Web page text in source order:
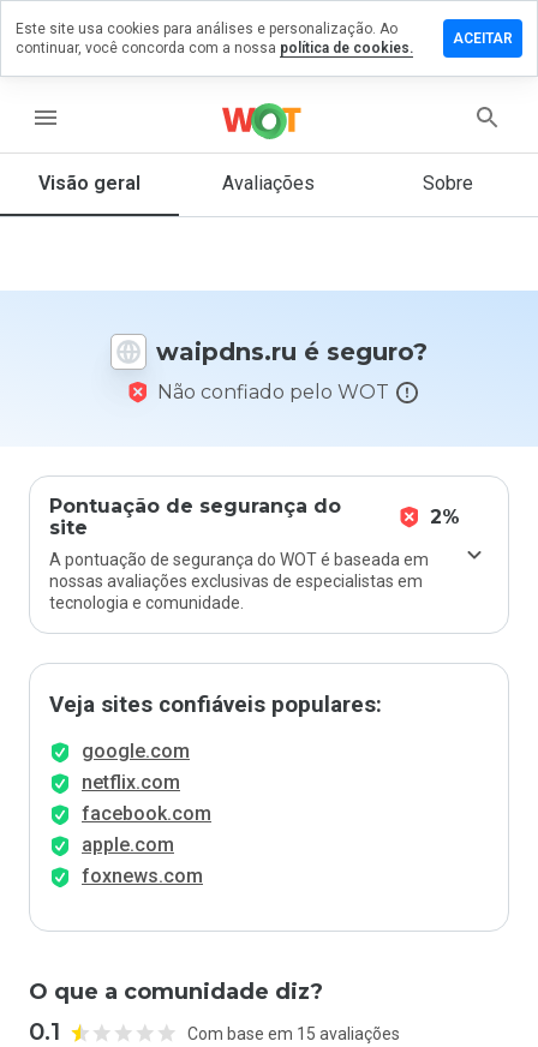
menu
Visão geral Avaliações Sobre
waipdns.ru é seguro?
Não confiado pelo WOT
Pontuação de segurança do
site
2%
A pontuação de segurança do WOT é baseada em
nossas avaliações exclusivas de especialistas em
tecnologia e comunidade.
Veja sites confiáveis populares:
google.com
netflix.com
facebook.com
apple.com
foxnews.com
O que a comunidade diz?
0.1 Com base em 15 avaliações
um
que
Este site usa cookies para análises e personalização. Ao
continuar, você concorda com a nossa política de cookies.
ACEITAR